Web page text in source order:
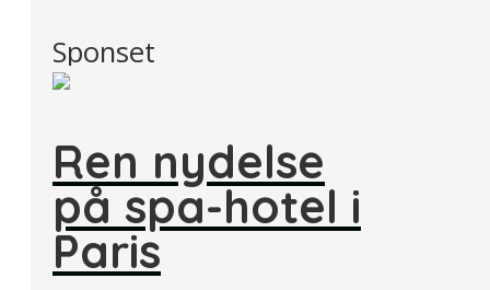
Sponset
Ren nydelse
på spa-hotel i
Paris